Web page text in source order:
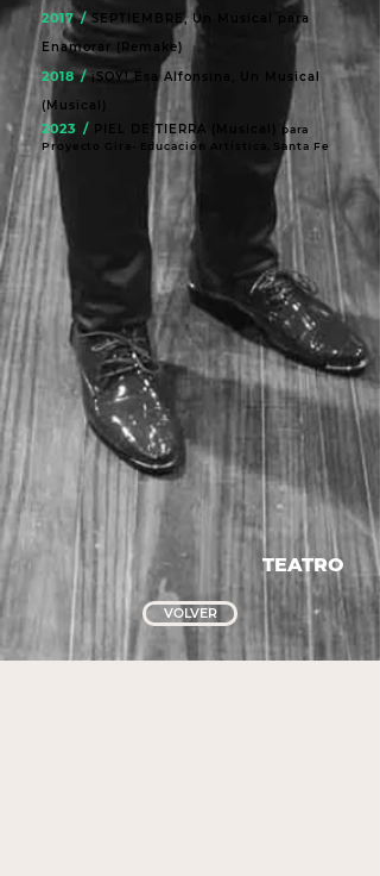
2017 / SEPTIEMBRE, Un Musical para
Enamorar (Remake)
2018 / ¡SOY! Esa Alfonsina, Un Musical
(Musical)
2023 / PIEL DE TIERRA (Musical)
para
Proyecto Gira- Educación Artística, Santa Fe
TEATRO
VOLVER